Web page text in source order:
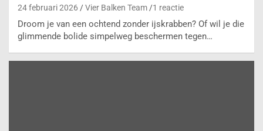
24 februari 2026 Vier Balken Team 1 reactie
Droom je van een ochtend zonder ijskrabben? Of wil je die
glimmende bolide simpelweg beschermen tegen…